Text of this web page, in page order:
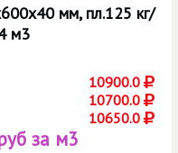
мм, пл.125 кг/
м3
10900.0
10700.0
10650.0
за м3